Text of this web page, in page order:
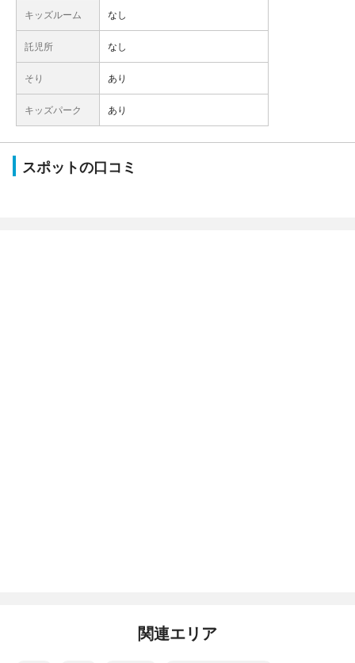
キッズルーム なし
託児所 なし
そり あり
キッズパーク あり
スポットの口コミ
関連エリア